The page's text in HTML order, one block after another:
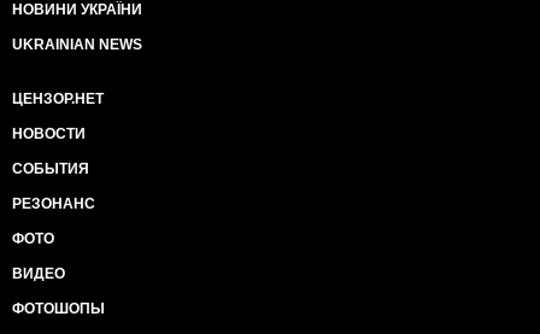
НОВИНИ УКРАЇНИ
UKRAINIAN NEWS
ЦЕНЗОР.НЕТ
НОВОСТИ
СОБЫТИЯ
РЕЗОНАНС
ФОТО
ВИДЕО
ФОТОШОПЫ